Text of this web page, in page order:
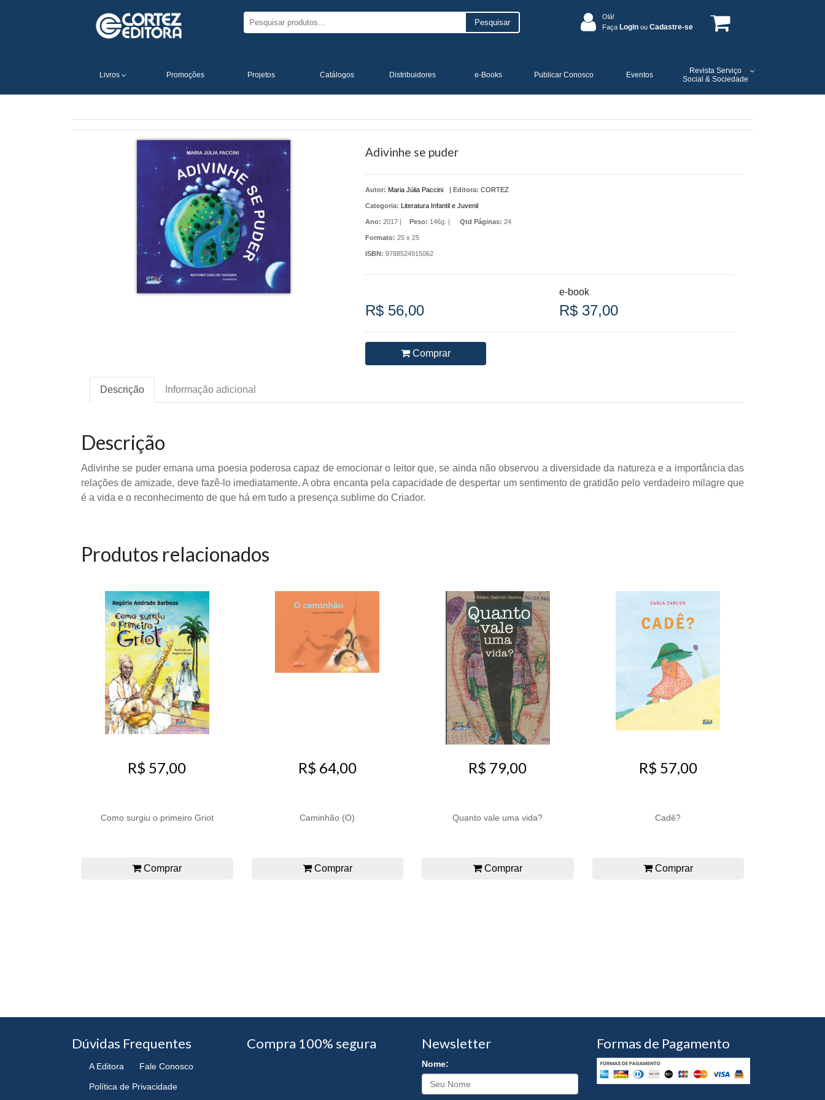
Pesquisar
Olá!
Faça Login ou Cadastre-se
Livros Promoções Projetos Catálogos Distribuidores e-Books Publicar Conosco Eventos
Revista Serviço
Social & Sociedade
Adivinhe se puder
Autor: Maria Júlia Paccini | Editora: CORTEZ
Categoria: Literatura Infantil e Juvenil
Ano: 2017 | Peso: 146g. | Qtd Páginas: 24
Formato: 25 x 25
ISBN: 9788524915062
e-book
R$ 56,00 R$ 37,00
Comprar
Descrição Informação adicional
Descrição
Adivinhe se puder emana uma poesia poderosa capaz de emocionar o leitor que, se ainda não observou a diversidade da natureza e a importância das
relações de amizade, deve fazê-lo imediatamente. A obra encanta pela capacidade de despertar um sentimento de gratidão pelo verdadeiro milagre que
é a vida e o reconhecimento de que há em tudo a presença sublime do Criador.
Produtos relacionados
R$ 57,00
Como surgiu o primeiro Griot
Comprar
R$ 64,00
Caminhão (O)
Comprar
R$ 79,00
Quanto vale uma vida?
Comprar
R$ 57,00
Cadê?
Comprar
Dúvidas Frequentes
A Editora Fale Conosco
Política de Privacidade
Compra 100% segura Newsletter
Nome:
Formas de Pagamento